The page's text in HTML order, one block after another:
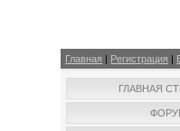
Главная Регистрация
ГЛАВНАЯ